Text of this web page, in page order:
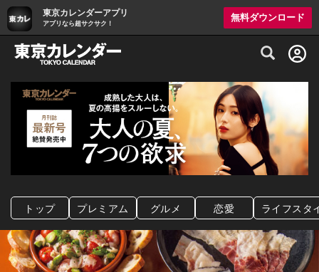
東京カレンダーアプリ
アプリなら超サクサク！
無料ダウンロード
グルメ情報・プレミアムレストラン予約
トップ プレミアム グルメ 恋愛 ライフスタ